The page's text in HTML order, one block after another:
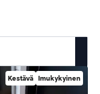
Kestävä Imukykyinen